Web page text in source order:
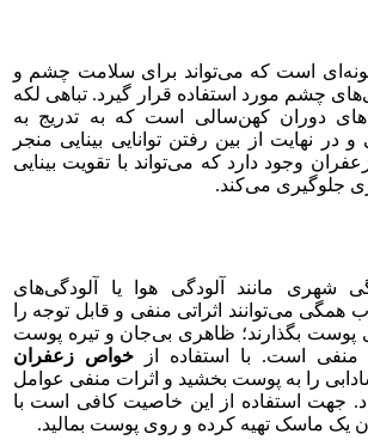
است که می‌تواند برای سلامت چشم و
چشم مورد استفاده قرار گیرد. تباهی لکه
دوران کهن‌سالی است که به تدریج به
نهایت از بین رفتن توانایی بینایی منجر
وجود دارد که می‌تواند با تقویت بینایی
جلوگیری می‌کند.
شهری مانند آلودگی هوا یا آلودگی‌های
همگی می‌توانند اثراتی منفی و قابل توجه را
پوست بگذارند؛ ظاهری بی‌جان و تیره پوست
منفی است. با استفاده از خواص زعفران
را به پوست بخشید و اثرات منفی عوامل
جهت استفاده از این خاصیت کافی است با
یک ماسک تهیه کرده و روی پوست بمالید.